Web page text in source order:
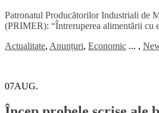
Patronatul Producătorilor Industriali de
(PRIMER): “Întreruperea alimentării cu
Actualitate, Anunțuri, Economic ... ,
07AUG.